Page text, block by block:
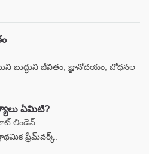
బుద్ధుని జీవితం, జ్ఞానోదయం, బోధనల
ఏమిటి?
లిండెన్
ఫ్రేమ్‌వర్క్.